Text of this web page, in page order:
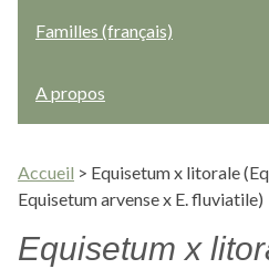
Familles (français)
A propos
Accueil > Equisetum x litorale
Equisetum arvense x E. fluviatile)
Equisetum x